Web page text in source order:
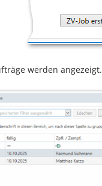
werden angezeigt.